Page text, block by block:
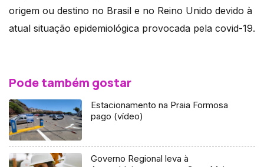
origem ou destino no Brasil e no Reino Unido devido à
atual situação epidemiológica provocada pela covid-19.
Pode também gostar
Estacionamento na Praia Formosa
pago (vídeo)
Governo Regional leva à